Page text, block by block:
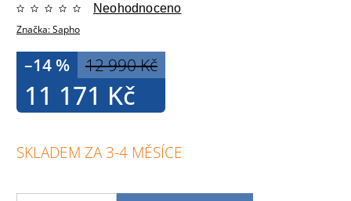
Značka:Sapho
Neohodnoceno
12 990 Kč
–14 %
11 171 Kč
SKLADEM ZA 3-4 MĚSÍCE